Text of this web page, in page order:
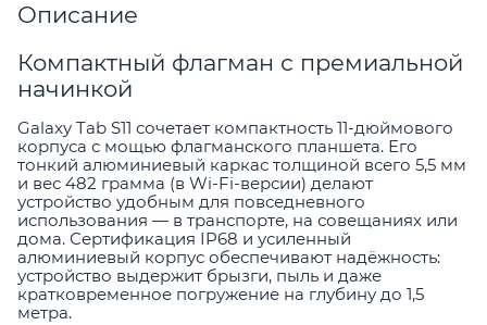
Описание
Компактный флагман с премиальной
начинкой
Galaxy Tab S11 сочетает компактность 11-дюймового
корпуса с мощью флагманского планшета. Его
тонкий алюминиевый каркас толщиной всего 5,5 мм
и вес 482 грамма (в Wi-Fi-версии) делают
устройство удобным для повседневного
использования — в транспорте, на совещаниях или
дома. Сертификация IP68 и усиленный
алюминиевый корпус обеспечивают надёжность:
устройство выдержит брызги, пыль и даже
кратковременное погружение на глубину до 1,5
метра.